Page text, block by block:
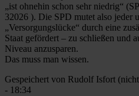
„ist ohnehin schon sehr niedrig“
32026 ). Die SPD mutet also jeder
„Versorgungslücke“ durch eine
Staat gefördert – zu schließen und
Niveau anzusparen.
Das muss man wissen.
Gespeichert von Rudolf Isfort
- 18:34